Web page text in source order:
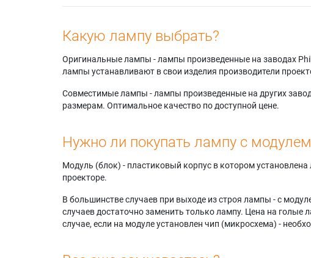
Какую лампу выбрать?
Оригинальные лампы - лампы произведенные на заводах
лампы устанавливают в свои изделия производители
Совместимые лампы - лампы произведенные на других
размерам. Оптимальное качество по доступной цене.
Нужно ли покупать лампу с
Модуль (блок) - пластиковый корпус в котором
проекторе.
В большинстве случаев при выходе из строя лампы - с
случаев достаточно заменить только лампу. Цена на
случае, если на модуле установлен чип (микросхема) -